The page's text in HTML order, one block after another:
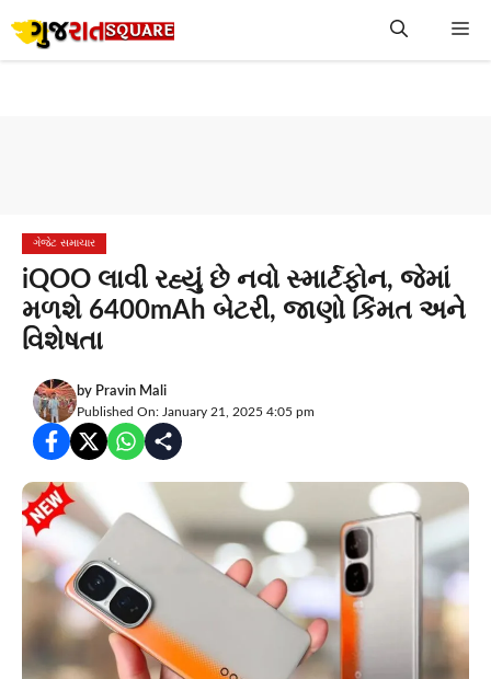
to
ગેજેટ સમાચાર
iQOO લાવી રહ્યું છે નવો સ્માર્ટફોન, જેમાં
મળશે 6400mAh બેટરી, જાણો કિંમત અને
વિશેષતા
by Pravin Mali
Published On: January 21, 2025 4:05 pm